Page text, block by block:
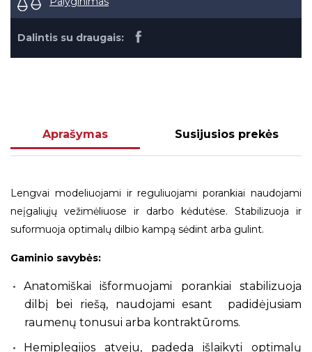
Dalintis su draugais:
Aprašymas Susijusios prekės
Lengvai modeliuojami ir reguliuojami porankiai naudojami
neįgaliųjų vežimėliuose ir darbo kėdutėse. Stabilizuoja ir
suformuoja optimalų dilbio kampą sėdint arba gulint.
Gaminio savybės:
Anatomiškai išformuojami porankiai stabilizuoja
dilbį bei riešą, naudojami esant padidėjusiam
raumenų tonusui arba kontraktūroms.
Hemiplegijos atveju, padeda išlaikyti optimalų